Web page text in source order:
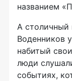
названием
А столичный
Воденников
набитый
люди
событиях,